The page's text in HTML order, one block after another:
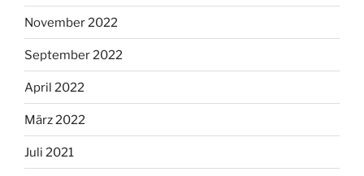
November 2022
September 2022
April 2022
März 2022
Juli 2021